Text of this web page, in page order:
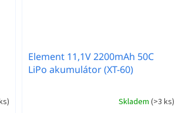
)
Element 11,1V 2200mAh 50C
LiPo akumulátor (XT-60)
Skladem (>3 ks)